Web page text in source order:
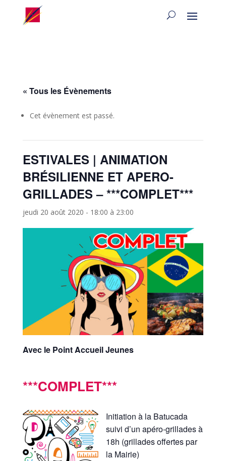
« Tous les Évènements
Cet évènement est passé.
ESTIVALES | ANIMATION
BRÉSILIENNE ET APERO-
GRILLADES – ***COMPLET***
jeudi 20 août 2020 - 18:00 à 23:00
Avec le Point Accueil Jeunes
***COMPLET***
Initiation à la Batucada
suivi d’un apéro-grillades à
18h (grillades offertes par
la Mairie)